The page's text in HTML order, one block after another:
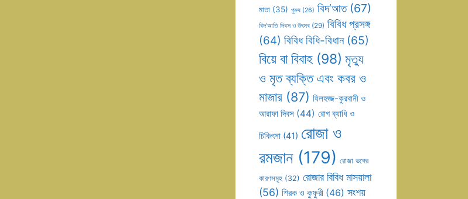
মাতা (35) পুরুষ (26) বিদ’আত(67)
বিদ’আতি দিবস ও উৎসব (29) বিবিধ প্রসঙ্গ
(64) বিবিধ বিধি-বিধান(65)
বিয়ে বা বিবাহ (98) মৃত্যু
ও মৃত ব্যক্তি এবং কবর ও
মাজার (87) যিলহজ্জ-কুরবানী ও
আরাফা দিবস (44) রোগ ব্যাধি ও
চিকিৎসা (41) রোজা ও
রমজান(179) রোজা ভঙ্গের
কারণসমূহ (32) রোজার বিবিধ মাসয়ালা
(56) শিরক ও কুফুরী (46) সংশয়